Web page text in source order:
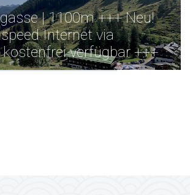
| 1100m +++ Neu!
Internet via
verfügbar +++